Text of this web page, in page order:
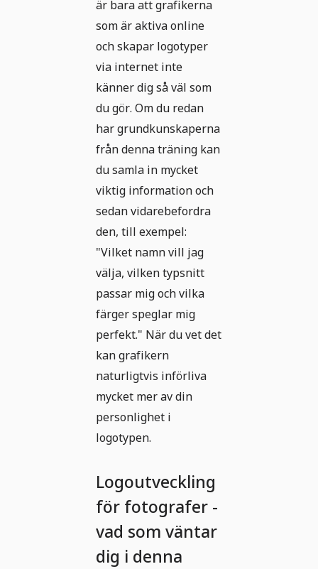
är bara att grafikerna
som är aktiva online
och skapar logotyper
via internet inte
känner dig så väl som
du gör. Om du redan
har grundkunskaperna
från denna träning kan
du samla in mycket
viktig information och
sedan vidarebefordra
den, till exempel:
"Vilket namn vill jag
välja, vilken typsnitt
passar mig och vilka
färger speglar mig
perfekt." När du vet det
kan grafikern
naturligtvis införliva
mycket mer av din
personlighet i
logotypen.
Logoutveckling
för fotografer -
vad som väntar
dig i denna